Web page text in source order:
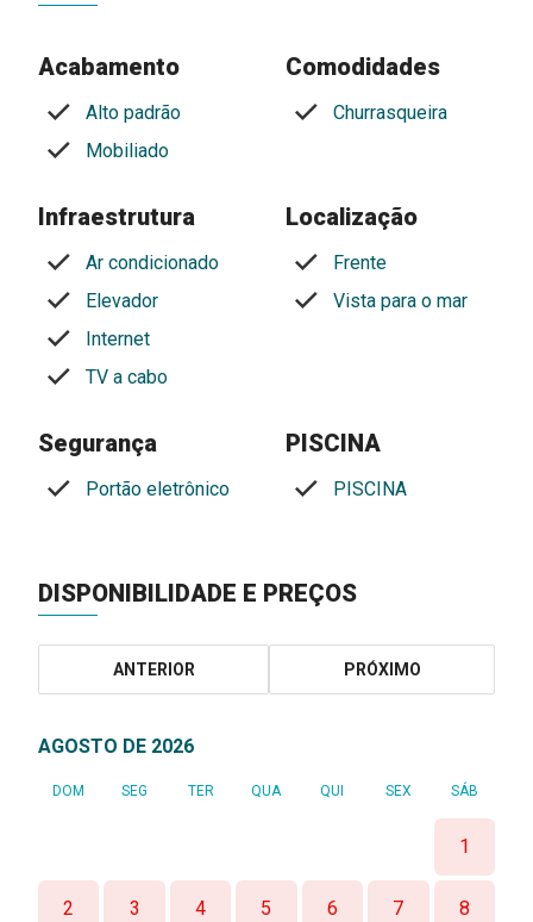
Acabamento
Alto padrão
Mobiliado
Comodidades
Churrasqueira
Infraestrutura
Ar condicionado
Elevador
Internet
TV a cabo
Localização
Frente
Vista para o mar
Segurança
Portão eletrônico
PISCINA
PISCINA
DISPONIBILIDADE E PREÇOS
ANTERIOR PRÓXIMO
AGOSTO DE 2026
DOM SEG TER QUA QUI SEX SÁB
1
2 3 4 5 6 7 8